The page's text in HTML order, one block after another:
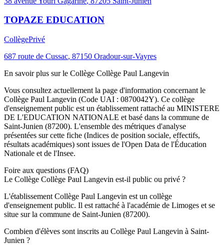
TOPAZE EDUCATION
CollègePrivé
687 route de Cussac, 87150 Oradour-sur-Vayres
En savoir plus sur le Collège Collège Paul Langevin
Vous consultez actuellement la page d'information concernant le
Collège Paul Langevin (Code UAI : 0870042Y). Ce collège
d'enseignement public est un établissement rattaché au MINISTERE
DE L'EDUCATION NATIONALE et basé dans la commune de
Saint-Junien (87200). L'ensemble des métriques d'analyse
présentées sur cette fiche (Indices de position sociale, effectifs,
résultats académiques) sont issues de l'Open Data de l'Éducation
Nationale et de l'Insee.
Foire aux questions (FAQ)
Le Collège Collège Paul Langevin est-il public ou privé ?
L'établissement Collège Paul Langevin est un collège
d'enseignement public. Il est rattaché à l'académie de Limoges et se
situe sur la commune de Saint-Junien (87200).
Combien d'élèves sont inscrits au Collège Paul Langevin à Saint-
Junien ?